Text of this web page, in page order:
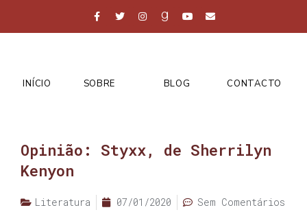
INÍCIO SOBRE BLOG CONTACTO
Opinião: Styxx, de Sherrilyn
Kenyon
Literatura 07/01/2020 Sem Comentários